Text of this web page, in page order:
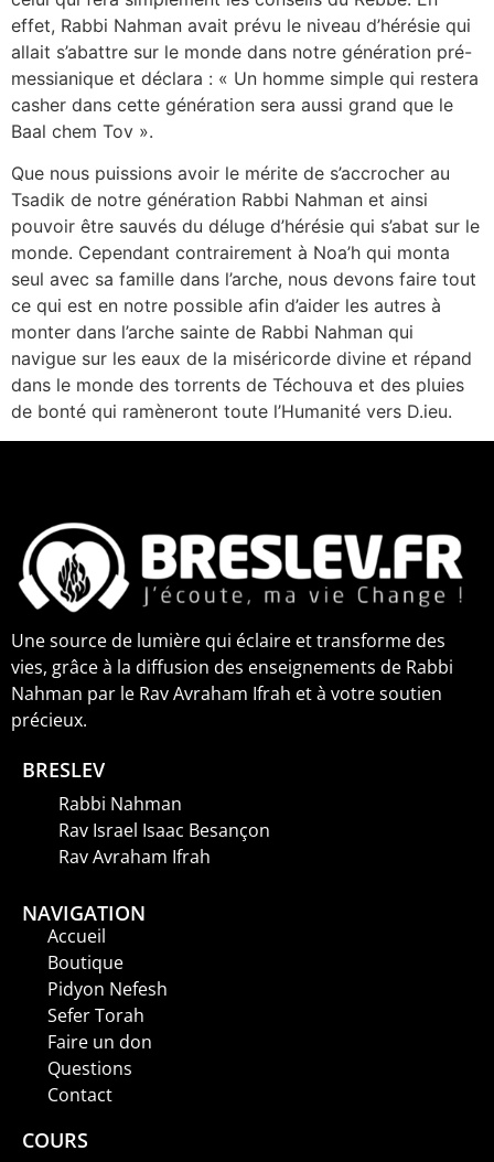
effet, Rabbi Nahman avait prévu le niveau d’hérésie qui
allait s’abattre sur le monde dans notre génération pré-
messianique et déclara : « Un homme simple qui restera
casher dans cette génération sera aussi grand que le
Baal chem Tov ».
Que nous puissions avoir le mérite de s’accrocher au
Tsadik de notre génération Rabbi Nahman et ainsi
pouvoir être sauvés du déluge d’hérésie qui s’abat sur le
monde. Cependant contrairement à Noa’h qui monta
seul avec sa famille dans l’arche, nous devons faire tout
ce qui est en notre possible afin d’aider les autres à
monter dans l’arche sainte de Rabbi Nahman qui
navigue sur les eaux de la miséricorde divine et répand
dans le monde des torrents de Téchouva et des pluies
de bonté qui ramèneront toute l’Humanité vers D.ieu.
Une source de lumière qui éclaire et transforme des
vies, grâce à la diffusion des enseignements de Rabbi
Nahman par le Rav Avraham Ifrah et à votre soutien
précieux.
BRESLEV
Rabbi Nahman
Rav Israel Isaac Besançon
Rav Avraham Ifrah
NAVIGATION
Accueil
Boutique
Pidyon Nefesh
Sefer Torah
Faire un don
Questions
Contact
COURS